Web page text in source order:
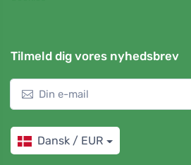
Tilmeld dig vores nyhedsbrev
Dansk / EUR